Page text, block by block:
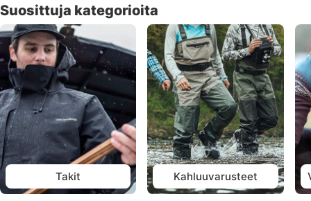
Suosittuja kategorioita
Takit Kahluuvarusteet